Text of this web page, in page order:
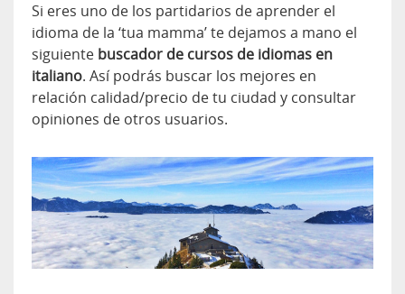
Si eres uno de los partidarios de aprender el
idioma de la ‘tua mamma’ te dejamos a mano el
siguiente buscador de cursos de idiomas en
italiano. Así podrás buscar los mejores en
relación calidad/precio de tu ciudad y consultar
opiniones de otros usuarios.